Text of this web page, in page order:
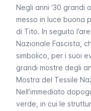
Negli anni ‘30 grandi
messo in luce buona
di Tito. In seguito
Nazionale Fascista,
simbolico, per i suoi
grandi mostre degli
Mostra del Tessile
Nell’immediato
verde, in cui le